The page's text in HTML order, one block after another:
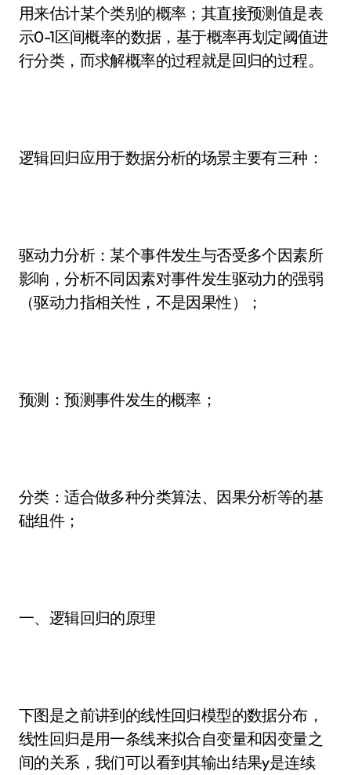
用来估计某个类别的概率；其直接预测值是表
示0-1区间概率的数据，基于概率再划定阈值进
行分类，而求解概率的过程就是回归的过程。
逻辑回归应用于数据分析的场景主要有三种：
驱动力分析：某个事件发生与否受多个因素所
影响，分析不同因素对事件发生驱动力的强弱
（驱动力指相关性，不是因果性）；
预测：预测事件发生的概率；
分类：适合做多种分类算法、因果分析等的基
础组件；
一、逻辑回归的原理
下图是之前讲到的线性回归模型的数据分布，
线性回归是用一条线来拟合自变量和因变量之
间的关系，我们可以看到其输出结果y是连续